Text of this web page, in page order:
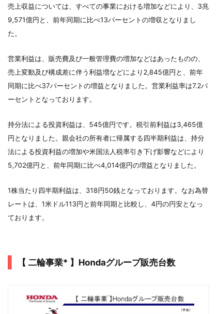
売上収益については、すべての事業における増加などにより、3兆
9,571億円と、前年同期に比べ13パーセントの増収となりまし
た。
営業利益は、販売費及び一般管理費の増加などはあったものの、
売上変動及び構成差に伴う利益増などにより2,845億円と、前年
同期に比べ37パーセントの増益となりました。営業利益率は7.2パ
ーセントとなっております。
持分法による投資利益は、545億円です。税引前利益は3,465億
円となりました。親会社の所有者に帰属する四半期利益は、持分
法による投資利益の増加や米国法人税率引き下げ影響などにより
5,702億円と、前年同期に比べ4,014億円の増益となりました。
1株当たり四半期利益は、318円50銭となっております。なお為替
レートは、1米ドル113円と前年同期と比較し、4円の円安となっ
ております。
【 二輪事業* 】Hondaグループ販売台数